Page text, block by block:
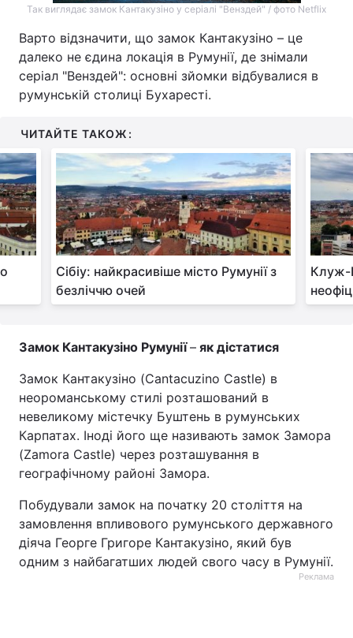
Так виглядає замок Кантакузіно у серіалі "Венздей" / фото Netflix
Варто відзначити, що замок Кантакузіно – це
далеко не єдина локація в Румунії, де знімали
серіал "Венздей": основні зйомки відбувалися в
румунській столиці Бухаресті.
ЧИТАЙТЕ ТАКОЖ:
Сібіу: найкрасивіше місто Румунії з
безліччю очей
Клуж-
Замок Кантакузіно Румунії– як дістатися
Замок Кантакузіно (Cantacuzino Castle) в
неороманському стилі розташований в
невеликому містечку Буштень в румунських
Карпатах. Іноді його ще називають замок Замора
(Zamora Castle) через розташування в
географічному районі Замора.
Побудували замок на початку 20 століття на
замовлення впливового румунського державного
діяча Георге Григоре Кантакузіно, який був
одним з найбагатших людей свого часу в Румунії.
Реклама